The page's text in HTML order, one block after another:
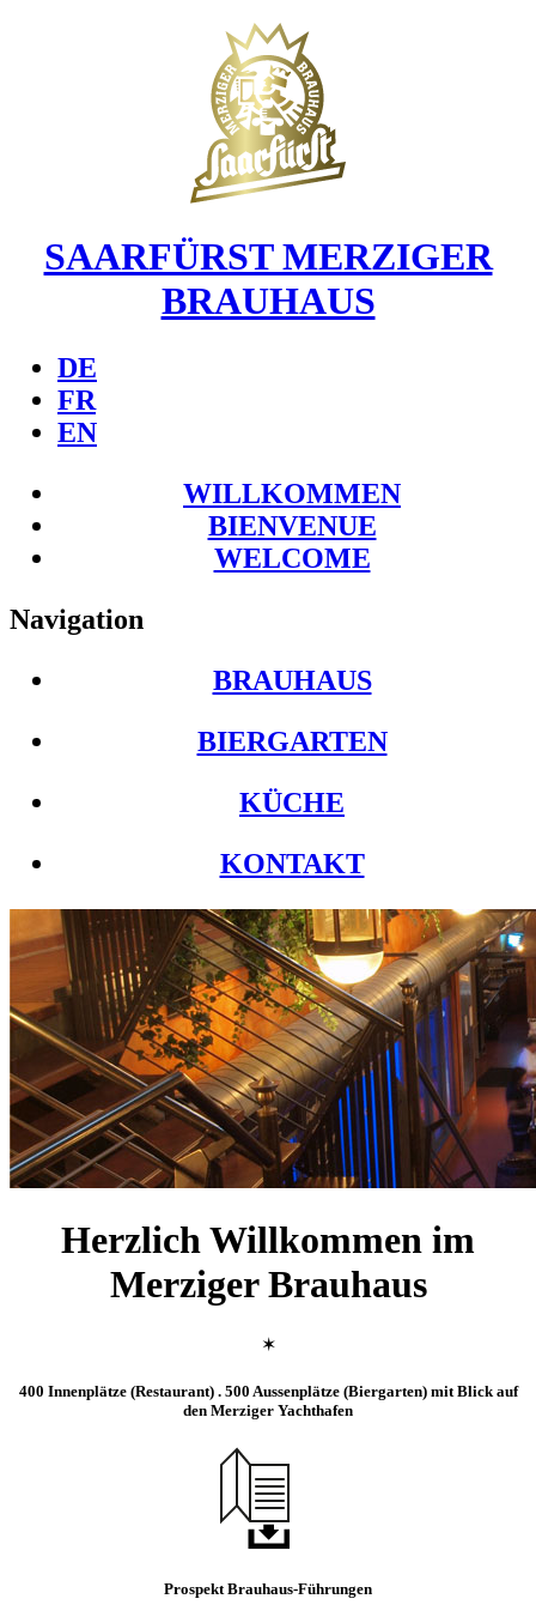
SAARFÜRST MERZIGER
BRAUHAUS
DE
FR
EN
WILLKOMMEN
BIENVENUE
WELCOME
Navigation
BRAUHAUS
BIERGARTEN
KÜCHE
KONTAKT
Herzlich Willkommen im
Merziger Brauhaus
✶
400 Innenplätze (Restaurant) . 500 Aussenplätze (Biergarten) mit Blick auf
den Merziger Yachthafen
Prospekt Brauhaus-Führungen